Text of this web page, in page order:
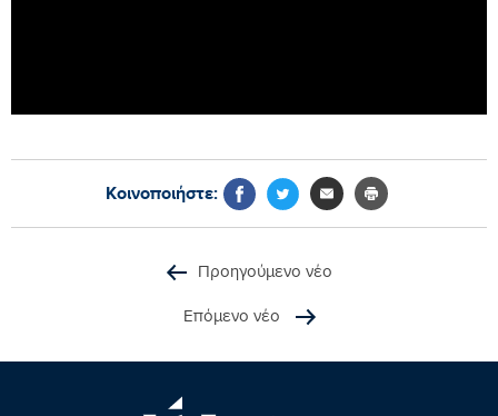
Κοινοποιήστε:
Προηγούμενο νέο
Επόμενο νέο